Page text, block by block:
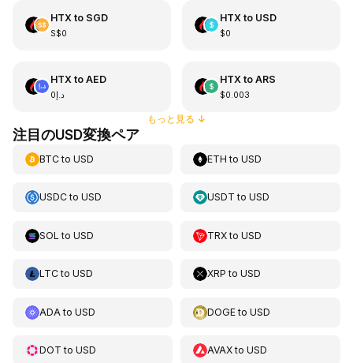
HTX to SGD
S$0
HTX to USD
$0
HTX to AED
د.إ0
HTX to ARS
$0.003
もっと見る ↓
注目のUSD変換ペア
BTCto USD ETH toUSD
USDCto USD USDT toUSD
SOL to USD TRXtoUSD
LTCto USD XRP toUSD
ADA to USD DOGEtoUSD
DOT to USD AVAXtoUSD